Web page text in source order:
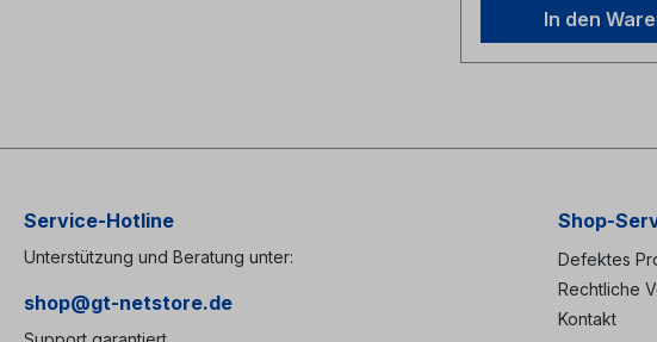
In den
Service-Hotline
Unterstützung und Beratung unter:
shop@gt-netstore.de
Shop-
Defektes
Rechtliche
Kontakt